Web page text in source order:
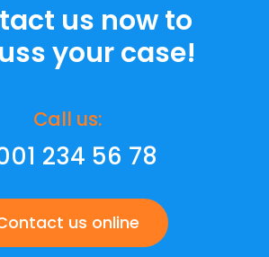
us now to
your case!
Call us:
234 56 78
us online